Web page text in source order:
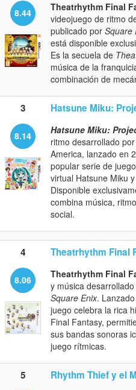
8.44 Theatrhythm Final
videojuego de ritmo
publicado por Square
está disponible
Es la secuela de
música de la
combinación de
3 Hatsune Miku:
8.14 Hatsune Miku:
ritmo desarrollado
America, lanzado en
popular serie de
virtual Hatsune Miku
Disponible
combina música,
social.
4 Theatrhythm Final
8.06 Theatrhythm Final
y música
Square Enix.
juego celebra la rica
Final Fantasy,
sus bandas sonoras
juego rítmicas.
5 Rhythm Thief y el